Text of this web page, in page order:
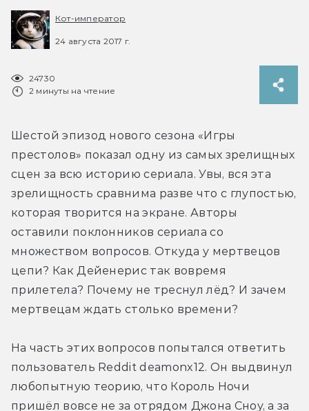
Кот-император
24 августа 2017 г.
24730
2 минуты на чтение
Шестой эпизод нового сезона «Игры
престолов» показал одну из самых зрелищных
сцен за всю историю сериала. Увы, вся эта
зрелищность сравнима разве что с глупостью,
которая творится на экране. Авторы
оставили поклонников сериала со
множеством вопросов. Откуда у мертвецов
цепи? Как Дейенерис так вовремя
прилетела? Почему не треснул лёд? И зачем
мертвецам ждать столько времени?
На часть этих вопросов попытался ответить
пользователь Reddit deamonx12. Он выдвинул
любопытную теорию, что Король Ночи
пришёл вовсе не за отрядом Джона Сноу, а за